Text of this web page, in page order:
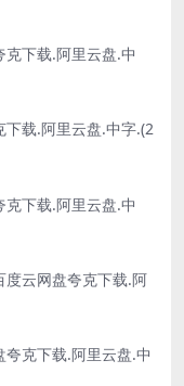
克下载.阿里云盘.中
下载.阿里云盘.中字.(2
克下载.阿里云盘.中
度云网盘夸克下载.阿
夸克下载.阿里云盘.中